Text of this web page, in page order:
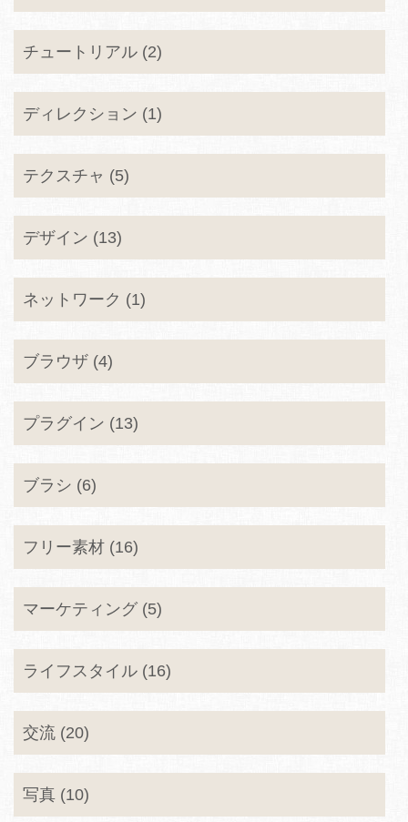
チュートリアル (2)
ディレクション (1)
テクスチャ (5)
デザイン (13)
ネットワーク (1)
ブラウザ (4)
プラグイン (13)
ブラシ (6)
フリー素材 (16)
マーケティング (5)
ライフスタイル (16)
交流 (20)
写真 (10)